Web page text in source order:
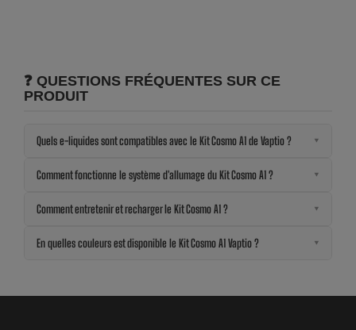
❓ QUESTIONS FRÉQUENTES SUR CE
PRODUIT
Quels e-liquides sont compatibles avec le Kit Cosmo A1 de Vaptio ? ▼
Comment fonctionne le système d'allumage du Kit Cosmo A1 ? ▼
Comment entretenir et recharger le Kit Cosmo A1 ? ▼
En quelles couleurs est disponible le Kit Cosmo A1 Vaptio ? ▼